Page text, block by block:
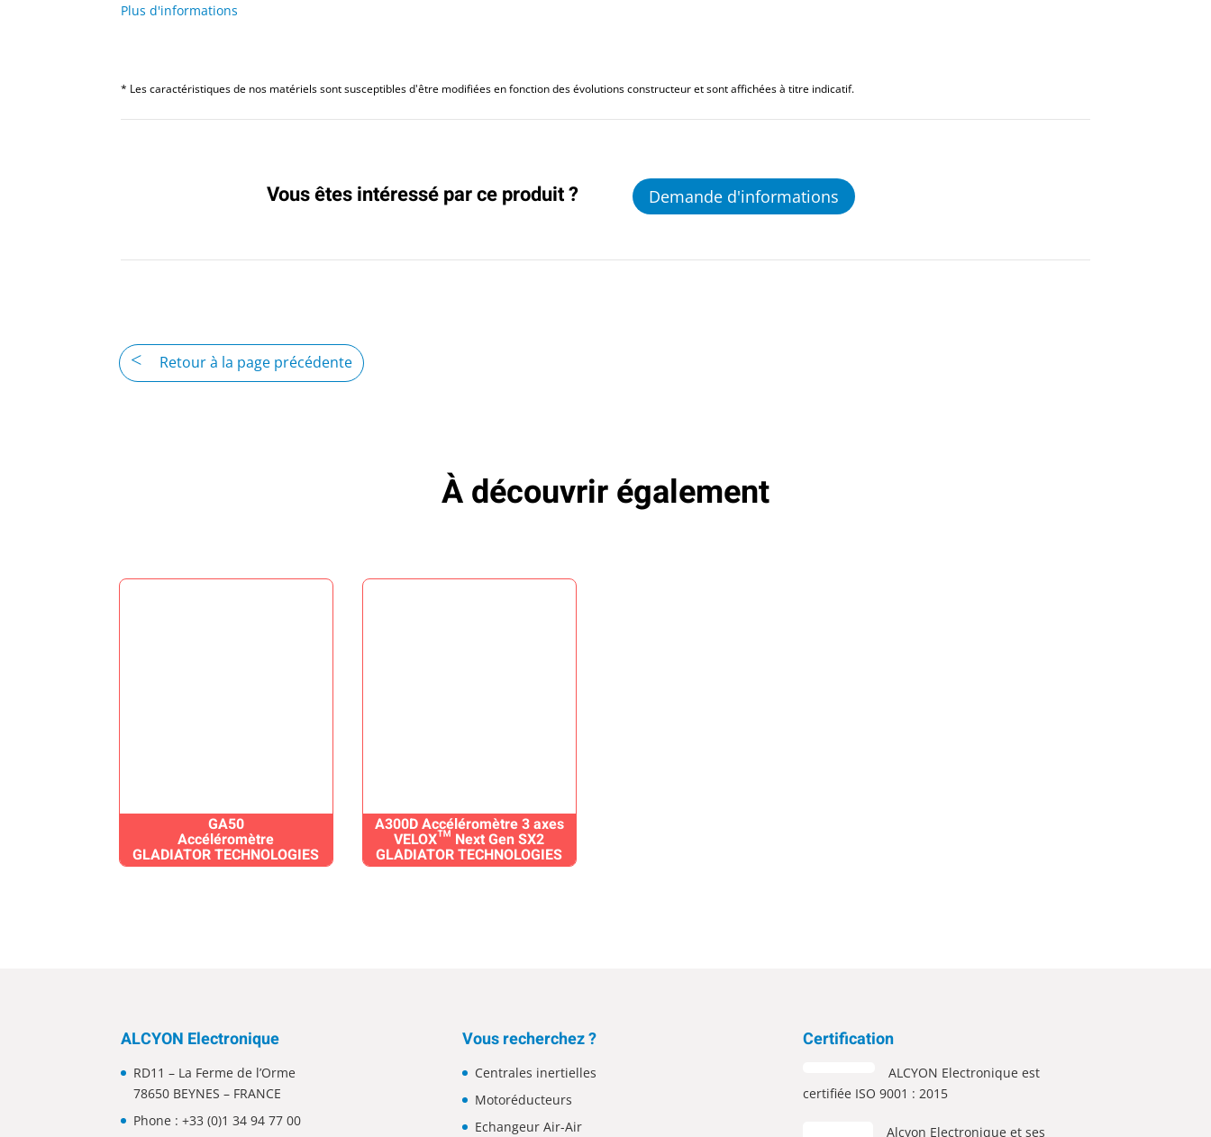
Plus d'informations
* Les caractéristiques de nos matériels sont susceptibles d'être modifiées en fonction des évolutions constructeur et sont affichées à titre indicatif.
Vous êtes intéressé par ce produit ? Demande d'informations
Retour à la page précédente
À découvrir également
GA50
Accéléromètre
GLADIATOR TECHNOLOGIES
A300D Accéléromètre 3 axes
VELOX™ Next Gen SX2
GLADIATOR TECHNOLOGIES
ALCYON Electronique
RD11 – La Ferme de l’Orme
78650 BEYNES – FRANCE
Phone :+33 (0)1 34 94 77 00
Vous recherchez ?
Centrales inertielles
Motoréducteurs
Echangeur Air-Air
Certification
ALCYON Electronique est
certifiée ISO 9001 : 2015
Alcyon Electronique et ses